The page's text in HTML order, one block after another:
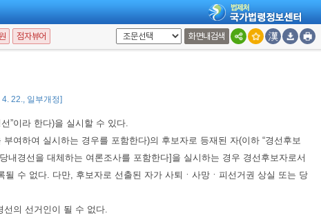
점자뷰어 화면내검색
22., 일부개정]
2. 16.>
조 제1항 제1호 다목을 개정함.]
”이라 한다)을 실시할 수 있다.
여하여 실시하는 경우를 포함한다)의 후보자로 등재된 자(이하 “경선후보
경선을 대체하는 여론조사를 포함한다]을 실시하는 경우 경선후보자로서
수 없다. 다만, 후보자로 선출된 자가 사퇴ㆍ사망ㆍ피선거권 상실 또는 당
의 선거인이 될 수 없다.